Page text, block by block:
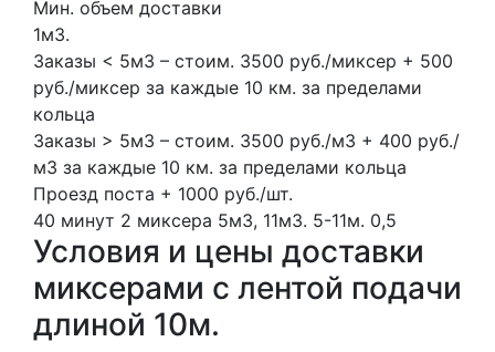
Мин. объем доставки
1м3.
Заказы < 5м3 – стоим. 3500 руб./миксер + 500
руб./миксер за каждые 10 км. за пределами
кольца
Заказы > 5м3 – стоим. 3500 руб./м3 + 400 руб./
м3 за каждые 10 км. за пределами кольца
Проезд поста + 1000 руб./шт.
40 минут 2 миксера 5м3, 11м3. 5-11м. 0,5
Условия и цены доставки
миксерами с лентой подачи
длиной 10м.